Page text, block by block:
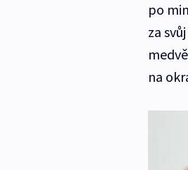
po
za
na